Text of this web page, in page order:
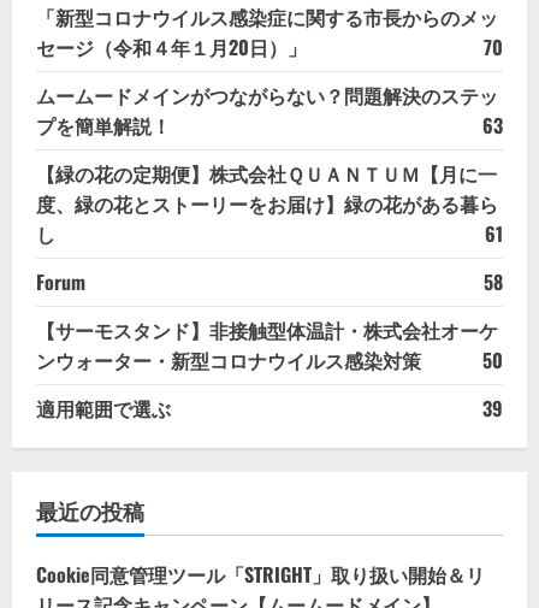
「新型コロナウイルス感染症に関する市長からのメッ
セージ（令和４年１月20日）」
70
ムームードメインがつながらない？問題解決のステッ
プを簡単解説！
63
【緑の花の定期便】株式会社ＱＵＡＮＴＵＭ【月に一
度、緑の花とストーリーをお届け】緑の花がある暮ら
し
61
Forum
58
【サーモスタンド】非接触型体温計・株式会社オーケ
ンウォーター・新型コロナウイルス感染対策
50
適用範囲で選ぶ
39
最近の投稿
Cookie同意管理ツール「STRIGHT」取り扱い開始＆リ